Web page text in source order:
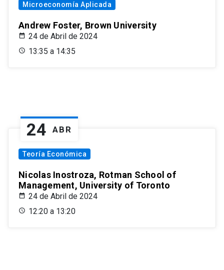
Microeconomía Aplicada
Andrew Foster, Brown University
24 de Abril de 2024
13:35 a 14:35
24 ABR
Teoría Económica
Nicolas Inostroza, Rotman School of
Management, University of Toronto
24 de Abril de 2024
12:20 a 13:20